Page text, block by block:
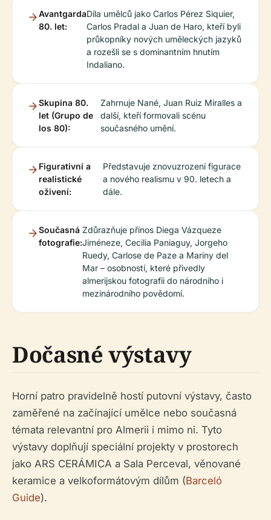
Avantgarda
80. let:
Díla umělců jako Carlos Pérez Siquier,
Carlos Pradal a Juan de Haro, kteří byli
průkopníky nových uměleckých jazyků
a rozešli se s dominantním hnutím
Indaliano.
Skupina 80.
let (Grupo de
los 80):
Zahrnuje Nané, Juan Ruiz Miralles a
další, kteří formovali scénu
současného umění.
Figurativní a
realistické
oživení:
Představuje znovuzrození figurace
a nového realismu v 90. letech a
dále.
Současná
fotografie:
Zdůrazňuje přínos Diega Vázqueze
Jiméneze, Cecilia Paniaguy, Jorgeho
Ruedy, Carlose de Paze a Mariny del
Mar – osobností, které přivedly
almerijskou fotografii do národního i
mezinárodního povědomí.
Dočasné výstavy
Horní patro pravidelně hostí putovní výstavy, často
zaměřené na začínající umělce nebo současná
témata relevantní pro Almerii i mimo ni. Tyto
výstavy doplňují speciální projekty v prostorech
jako ARS CERÁMICA a Sala Perceval, věnované
keramice a velkoformátovým dílům (Barceló
Guide).